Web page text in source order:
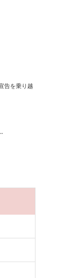
告を乗り越